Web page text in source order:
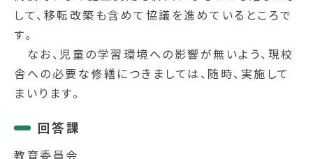
して、移転改築も含めて協議を進めているところで
す。
なお、児童の学習環境への影響が無いよう、現校
舎への必要な修繕につきましては、随時、実施して
まいります。
回答課
教育委員会